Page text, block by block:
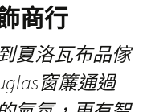
商行
夏洛瓦布品傢
窗簾通過